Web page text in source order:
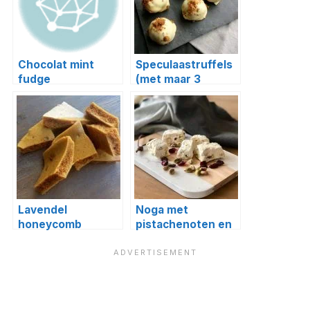
Chocolat mint
fudge
Speculaastruffels
(met maar 3
ingrediënten)
Lavendel
honeycomb
Noga met
pistachenoten en